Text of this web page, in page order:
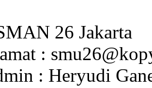
26 Jakarta
:
: Heryudi